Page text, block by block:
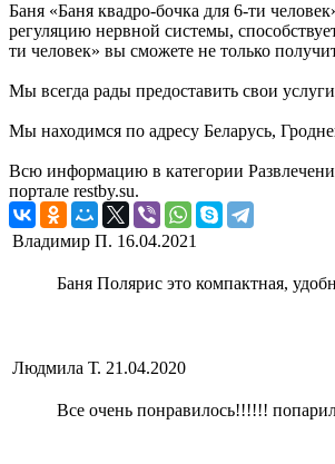
Баня «Баня квадро-бочка для 6-ти
регуляцию нервной системы,
ти человек» вы сможете не только
Мы всегда рады предоставить свои
Мы находимся по адресу Беларусь,
Всю информацию в категории
портале restby.su.
Владимир П. 16.04.2021
Баня Полярис это компактная,
Людмила Т. 21.04.2020
Все очень понравилось!!!!!!